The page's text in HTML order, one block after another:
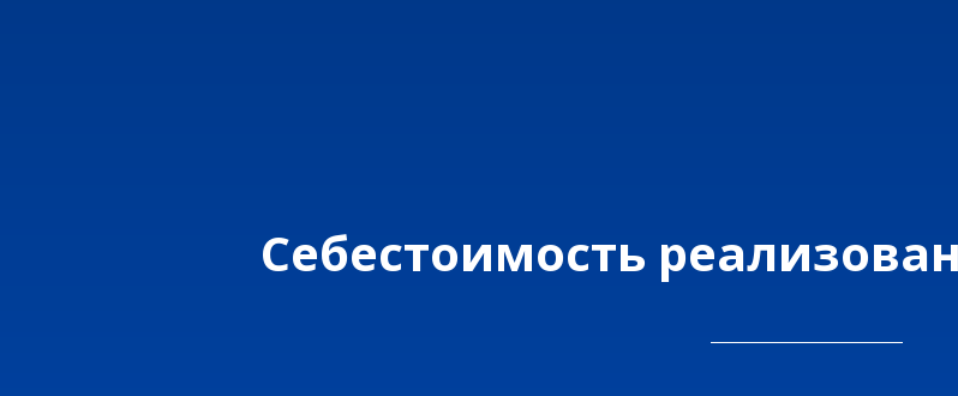
Cебестоимость